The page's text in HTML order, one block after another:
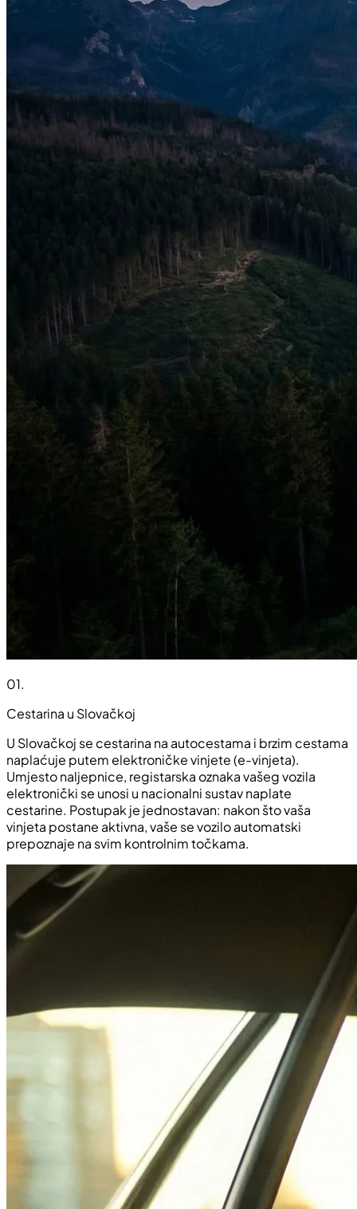
01.
Cestarina u Slovačkoj
U Slovačkoj se cestarina na autocestama i brzim cestama
naplaćuje putem elektroničke vinjete (e-vinjeta).
Umjesto naljepnice, registarska oznaka vašeg vozila
elektronički se unosi u nacionalni sustav naplate
cestarine. Postupak je jednostavan: nakon što vaša
vinjeta postane aktivna, vaše se vozilo automatski
prepoznaje na svim kontrolnim točkama.